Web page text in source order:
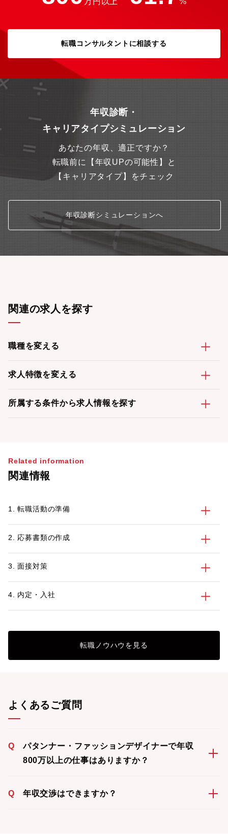
転職コンサルタントに相談する
年収診断・
キャリアタイプシミュレーション
あなたの年収、適正ですか？
転職前に【年収UPの可能性】と
【キャリアタイプ】をチェック
年収診断シミュレーションへ
関連の求人を探す
職種を変える
求人特徴を変える
所属する条件から求人情報を探す
Related information
関連情報
1. 転職活動の準備
2. 応募書類の作成
3. 面接対策
4. 内定・入社
転職ノウハウを見る
よくあるご質問
Q
パタンナー・ファッションデザイナーで年収
800万以上の仕事はありますか？
Q 年収交渉はできますか？